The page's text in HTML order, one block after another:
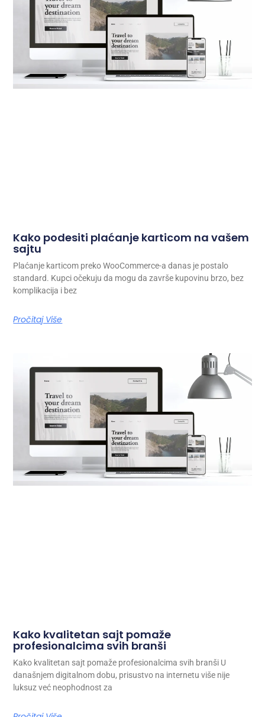
Kako podesiti plaćanje karticom na vašem
sajtu
Plaćanje karticom preko WooCommerce-a danas je postalo
standard. Kupci očekuju da mogu da završe kupovinu brzo, bez
komplikacija i bez
Pročitaj Više
Kako kvalitetan sajt pomaže
profesionalcima svih branši
Kako kvalitetan sajt pomaže profesionalcima svih branši U
današnjem digitalnom dobu, prisustvo na internetu više nije
luksuz već neophodnost za